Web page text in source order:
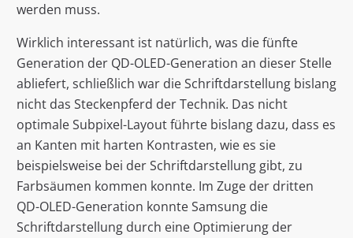
werden muss.
Wirklich interessant ist natürlich, was die fünfte
Generation der QD-OLED-Generation an dieser Stelle
abliefert, schließlich war die Schriftdarstellung bislang
nicht das Steckenpferd der Technik. Das nicht
optimale Subpixel-Layout führte bislang dazu, dass es
an Kanten mit harten Kontrasten, wie es sie
beispielsweise bei der Schriftdarstellung gibt, zu
Farbsäumen kommen konnte. Im Zuge der dritten
QD-OLED-Generation konnte Samsung die
Schriftdarstellung durch eine Optimierung der